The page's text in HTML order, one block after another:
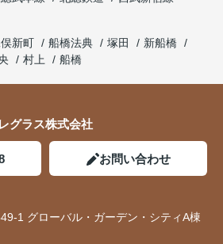
新町 船橋法典 塚田
新船橋
村上 船橋
レグラス株式会社
お問い合わせ
1 グローバル・ガーデン・シティA棟